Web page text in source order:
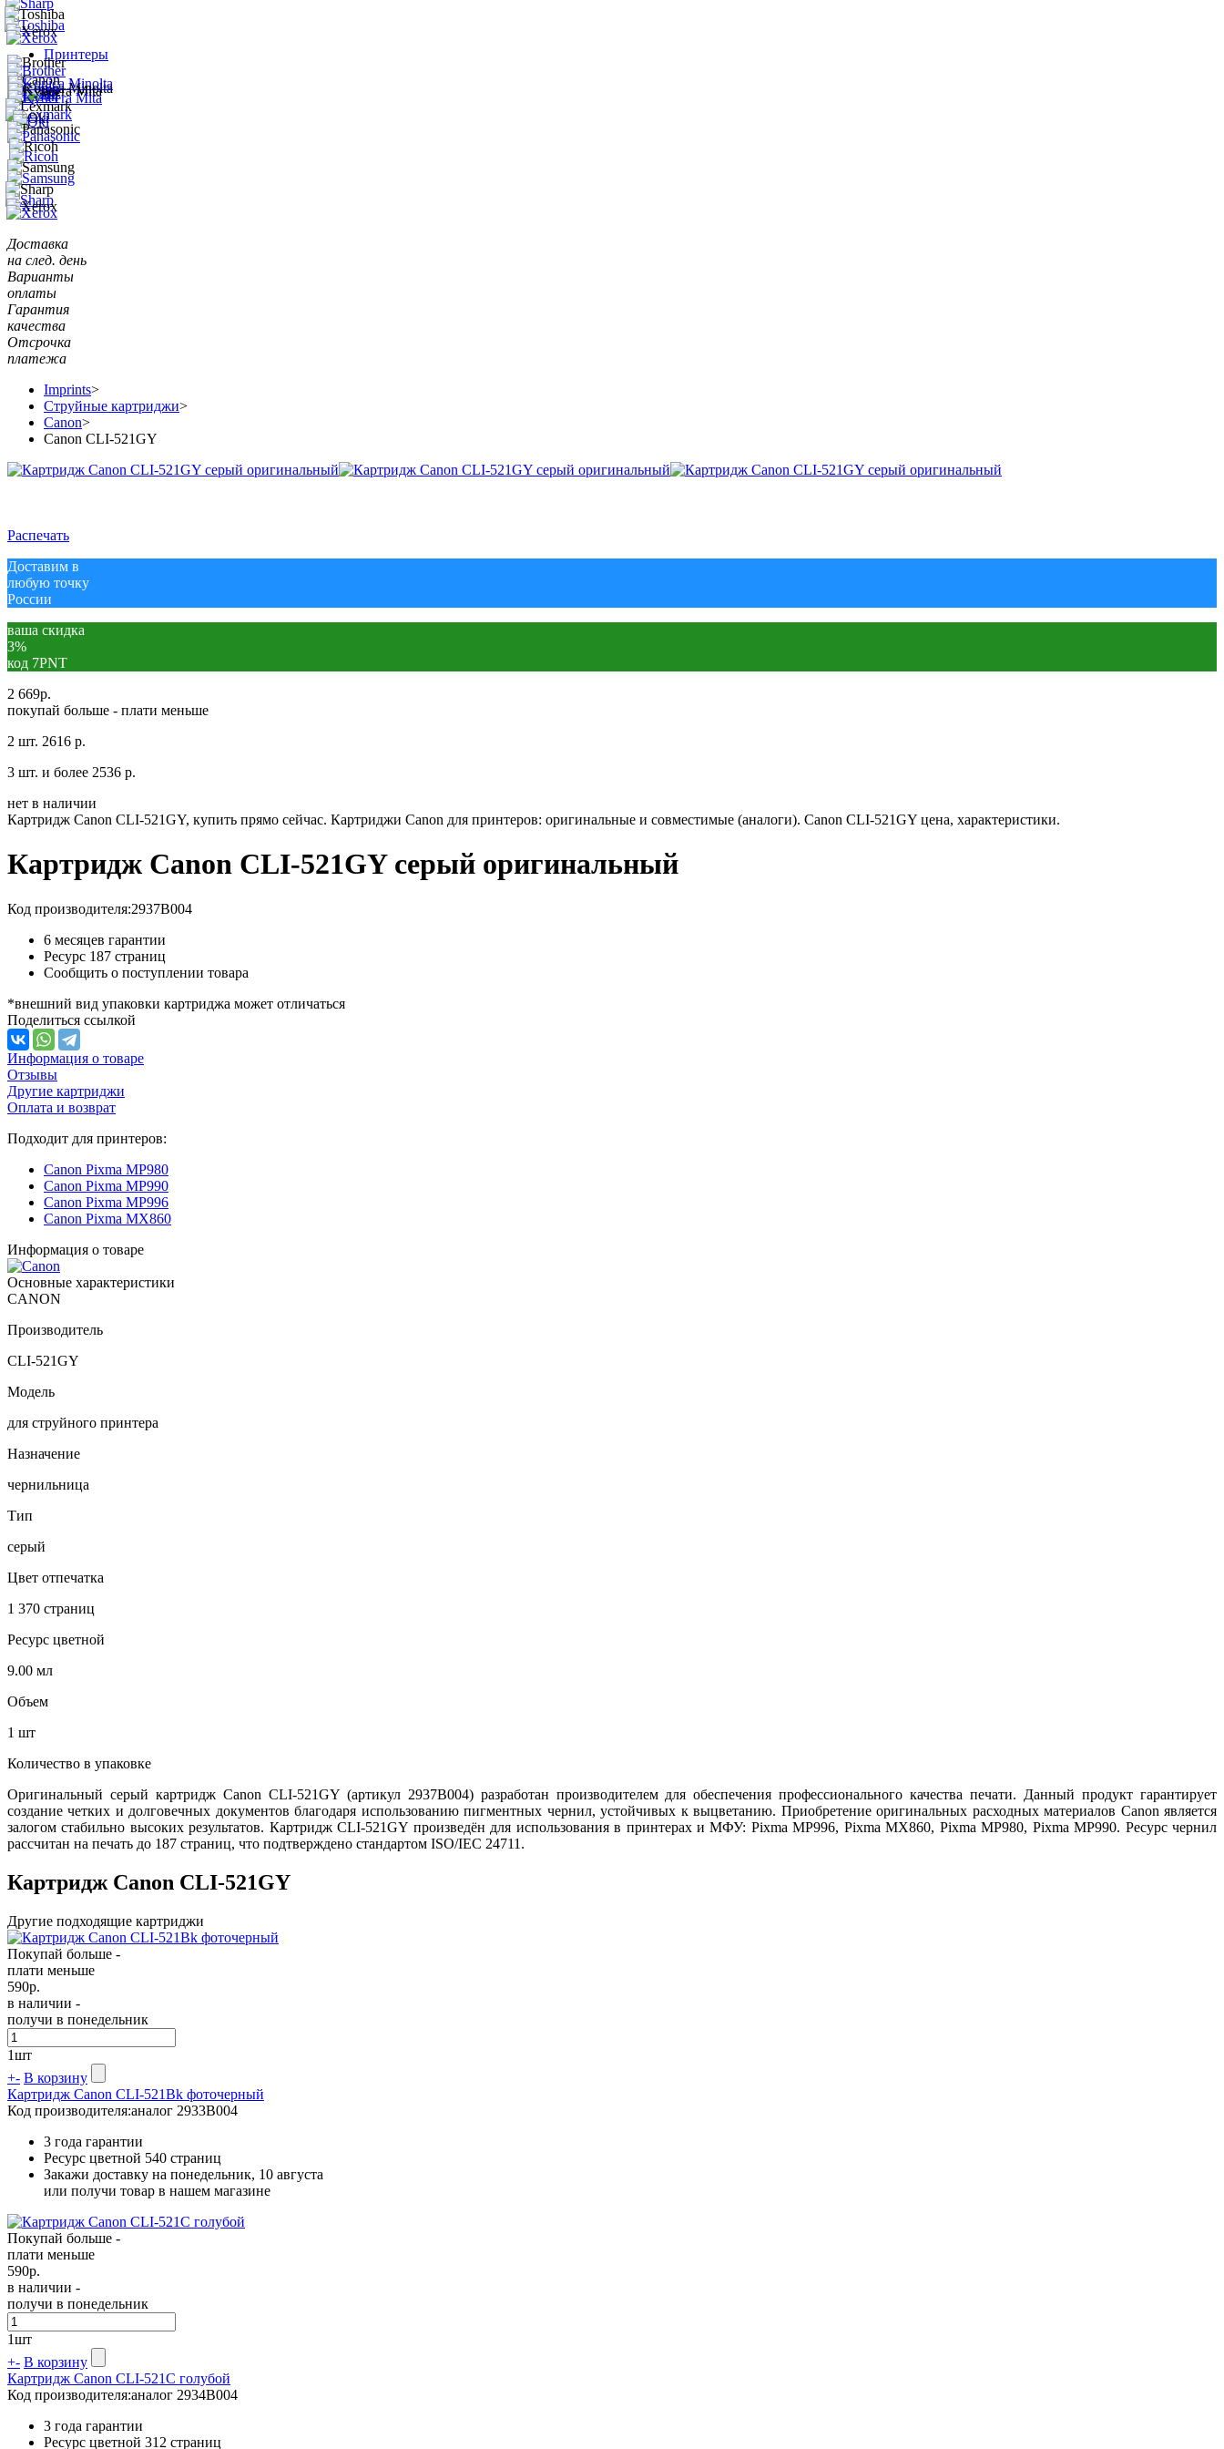
Принтеры
Доставка
на след. день
Варианты
оплаты
Гарантия
качества
Отсрочка
платежа
Imprints>
Струйные картриджи>
Canon>
Canon CLI-521GY
Распечать
Доставим в
любую точку
России
ваша скидка
3%
код 7PNT
2 669р.
покупай больше - плати меньше
2 шт. 2616 р.
3 шт. и более 2536 р.
нет в наличии
Картридж Canon CLI-521GY, купить прямо сейчас. Картриджи Canon для принтеров: оригинальные и совместимые (аналоги). Canon CLI-521GY цена, характеристики.
Картридж Canon CLI-521GY серый оригинальный
Код производителя:2937B004
6 месяцев гарантии
Ресурс 187 страниц
Сообщить о поступлении товара
*внешний вид упаковки картриджа может отличаться
Поделиться ссылкой
Информация о товаре
Отзывы
Другие картриджи
Оплата и возврат
Подходит для принтеров:
Canon Pixma MP980
Canon Pixma MP990
Canon Pixma MP996
Canon Pixma MX860
Информация о товаре
Основные характеристики
CANON
Производитель
CLI-521GY
Модель
для струйного принтера
Назначение
чернильница
Тип
серый
Цвет отпечатка
1 370 страниц
Ресурс цветной
9.00 мл
Объем
1 шт
Количество в упаковке
Оригинальный серый картридж Canon CLI-521GY (артикул 2937B004) разработан производителем для обеспечения профессионального качества печати. Данный продукт гарантирует
создание четких и долговечных документов благодаря использованию пигментных чернил, устойчивых к выцветанию. Приобретение оригинальных расходных материалов Canon является
залогом стабильно высоких результатов. Картридж CLI-521GY произведён для использования в принтерах и МФУ: Pixma MP996, Pixma MX860, Pixma MP980, Pixma MP990. Ресурс чернил
рассчитан на печать до 187 страниц, что подтверждено стандартом ISO/IEC 24711.
Картридж Canon CLI-521GY
Другие подходящие картриджи
Покупай больше -
плати меньше
590р.
в наличии -
получи в понедельник
1шт
+- В корзину
Картридж Canon CLI-521Bk фоточерный
Код производителя:аналог 2933B004
3 года гарантии
Ресурс цветной 540 страниц
Закажи доставку на понедельник, 10 августа
или получи товар в нашем магазине
Покупай больше -
плати меньше
590р.
в наличии -
получи в понедельник
1шт
+- В корзину
Картридж Canon CLI-521C голубой
Код производителя:аналог 2934B004
3 года гарантии
Ресурс цветной 312 страниц